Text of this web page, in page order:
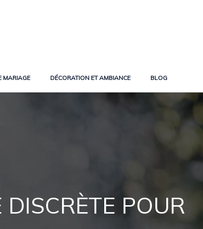
MARIAGE DÉCORATION ET AMBIANCE BLOG
POUR